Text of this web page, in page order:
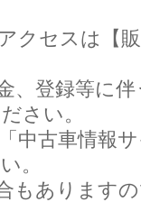
クセスは【
、登録等に
さい。
中古車情報
。
もあります